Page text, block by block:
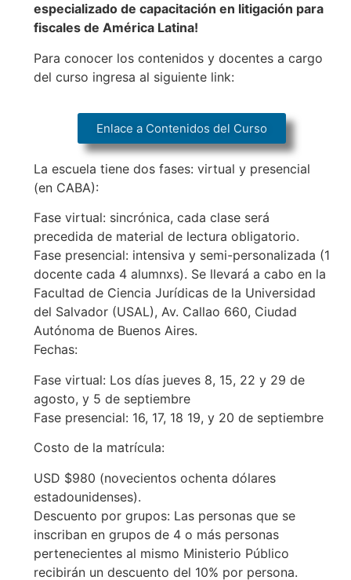
especializado de capacitación en litigación para
fiscales de América Latina!
Para conocer los contenidos y docentes a cargo
del curso ingresa al siguiente link:
Enlace a Contenidos del Curso
La escuela tiene dos fases: virtual y presencial
(en CABA):
Fase virtual: sincrónica, cada clase será
precedida de material de lectura obligatorio.
Fase presencial: intensiva y semi-personalizada (1
docente cada 4 alumnxs). Se llevará a cabo en la
Facultad de Ciencia Jurídicas de la Universidad
del Salvador (USAL), Av. Callao 660, Ciudad
Autónoma de Buenos Aires.
Fechas:
Fase virtual: Los días jueves 8, 15, 22 y 29 de
agosto, y 5 de septiembre
Fase presencial: 16, 17, 18 19, y 20 de septiembre
Costo de la matrícula:
USD $980 (novecientos ochenta dólares
estadounidenses).
Descuento por grupos: Las personas que se
inscriban en grupos de 4 o más personas
pertenecientes al mismo Ministerio Público
recibirán un descuento del 10% por persona.